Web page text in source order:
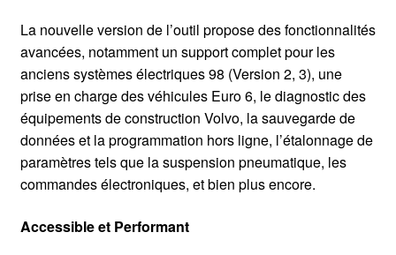
La nouvelle version de l’outil propose des fonctionnalités
avancées, notamment un support complet pour les
anciens systèmes électriques 98 (Version 2, 3), une
prise en charge des véhicules Euro 6, le diagnostic des
équipements de construction Volvo, la sauvegarde de
données et la programmation hors ligne, l’étalonnage de
paramètres tels que la suspension pneumatique, les
commandes électroniques, et bien plus encore.
Accessible et Performant